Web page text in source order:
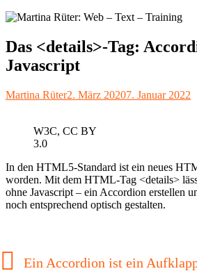
Das <details>-Tag:
Javascript
Autor
Martina RüterVeröffentlicht
2. März 20207. Januar 2022
W3C, CC BY
3.0
In den HTML5-Standard ist ein neues
worden. Mit dem HTML-Tag <details>
ohne Javascript – ein Accordion erstellen
noch entsprechend optisch gestalten.
Ein Accordion ist ein